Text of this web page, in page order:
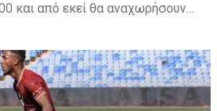
και από εκεί θα αναχωρήσουν
στην απογευματινή προπόνηση